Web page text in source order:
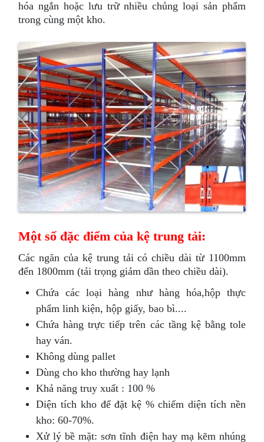
hóa ngắn hoặc lưu trữ nhiều chủng loại sản phẩm
trong cùng một kho.
Một số đặc điểm của kệ trung tải:
Các ngăn của kệ trung tải có chiều dài từ 1100mm
đến 1800mm (tải trọng giảm dần theo chiều dài).
Chứa các loại hàng như hàng hóa,hộp thực
phẩm linh kiện, hộp giấy, bao bì....
Chứa hàng trực tiếp trên các tầng kệ bằng tole
hay ván.
Không dùng pallet
Dùng cho kho thường hay lạnh
Khả năng truy xuất : 100 %
Diện tích kho để đặt kệ % chiếm diện tích nền
kho: 60-70%.
Xử lý bề mặt: sơn tĩnh điện hay mạ kẽm nhúng